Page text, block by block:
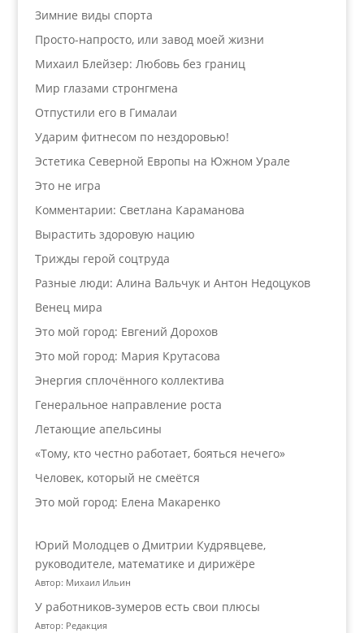
Зимние виды спорта
Просто-напросто, или завод моей жизни
Михаил Блейзер: Любовь без границ
Мир глазами стронгмена
Отпустили его в Гималаи
Ударим фитнесом по нездоровью!
Эстетика Северной Европы на Южном Урале
Это не игра
Комментарии: Светлана Караманова
Вырастить здоровую нацию
Трижды герой соцтруда
Разные люди: Алина Вальчук и Антон Недоцуков
Венец мира
Это мой город: Евгений Дорохов
Это мой город: Мария Крутасова
Энергия сплочённого коллектива
Генеральное направление роста
Летающие апельсины
«Тому, кто честно работает, бояться нечего»
Человек, который не смеётся
Это мой город: Елена Макаренко
Юрий Молодцев о Дмитрии Кудрявцеве,
руководителе, математике и дирижёре
Автор: Михаил Ильин
У работников‑зумеров есть свои плюсы
Автор: Редакция